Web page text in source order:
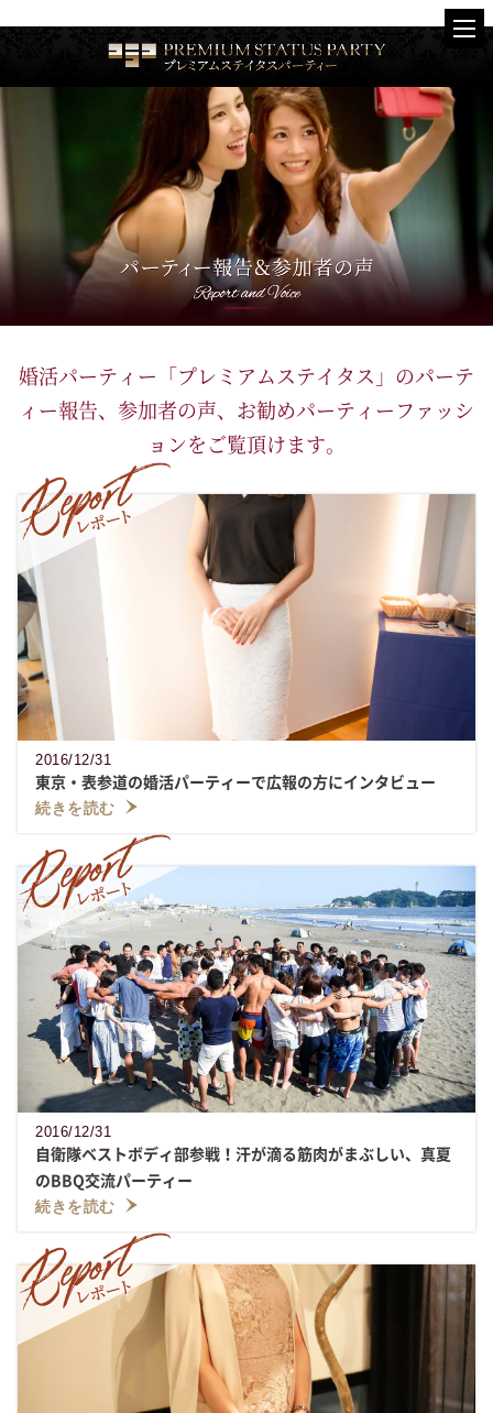
婚活パーティー「プレミアムステイタス」のパーテ
ィー報告、参加者の声、お勧めパーティーファッシ
ョンをご覧頂けます。
2016/12/31
東京・表参道の婚活パーティーで広報の方にインタビュー
続きを読む
2016/12/31
自衛隊ベストボディ部参戦！汗が滴る筋肉がまぶしい、真夏
のBBQ交流パーティー
続きを読む